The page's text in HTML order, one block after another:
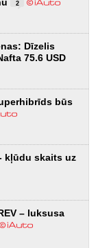
2
Dīzelis
75.6 USD
būs
kļūdu skaits uz
– luksusa